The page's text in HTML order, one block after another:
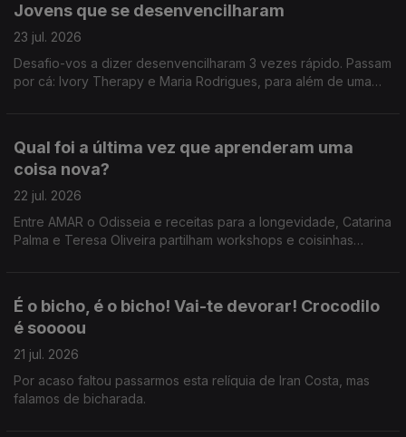
Jovens que se desenvencilharam
23 jul. 2026
Desafio-vos a dizer desenvencilharam 3 vezes rápido. Passam
por cá: Ivory Therapy e Maria Rodrigues, para além de uma
Qual foi a última vez que aprenderam uma
coisa nova?
22 jul. 2026
Entre AMAR o Odisseia e receitas para a longevidade, Catarina
Palma e Teresa Oliveira partilham workshops e coisinhas
É o bicho, é o bicho! Vai-te devorar! Crocodilo
é soooou
21 jul. 2026
Por acaso faltou passarmos esta relíquia de Iran Costa, mas
falamos de bicharada.